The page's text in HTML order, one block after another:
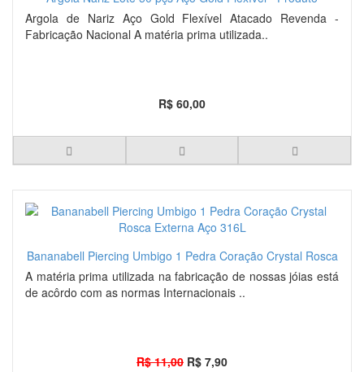
Nacional
Argola de Nariz Aço Gold Flexível Atacado Revenda -
Fabricação Nacional A matéria prima utilizada..
R$ 60,00
Bananabell Piercing Umbigo 1 Pedra Coração Crystal Rosca
Externa Aço 316L
A matéria prima utilizada na fabricação de nossas jóias está
de acôrdo com as normas Internacionais ..
R$ 11,00 R$ 7,90